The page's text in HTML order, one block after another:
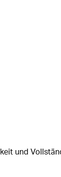
und